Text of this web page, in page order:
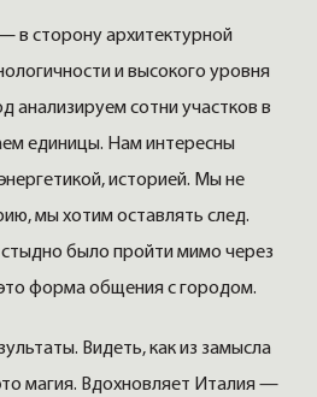
в сторону архитектурной
и высокого уровня
анализируем сотни участков в
единицы. Нам интересны
историей. Мы не
мы хотим оставлять след.
было пройти мимо через
форма общения с городом.
Видеть, как из замысла
магия. Вдохновляет Италия —